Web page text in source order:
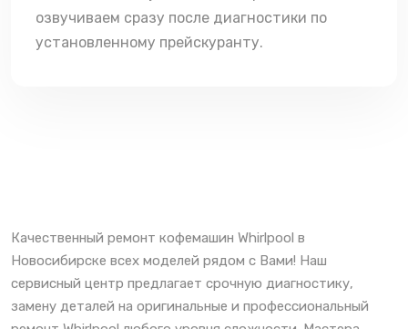
озвучиваем сразу после диагностики по
установленному прейскуранту.
Качественный ремонт кофемашин Whirlpool в
Новосибирске всех моделей рядом с Вами! Наш
сервисный центр предлагает срочную диагностику,
замену деталей на оригинальные и профессиональный